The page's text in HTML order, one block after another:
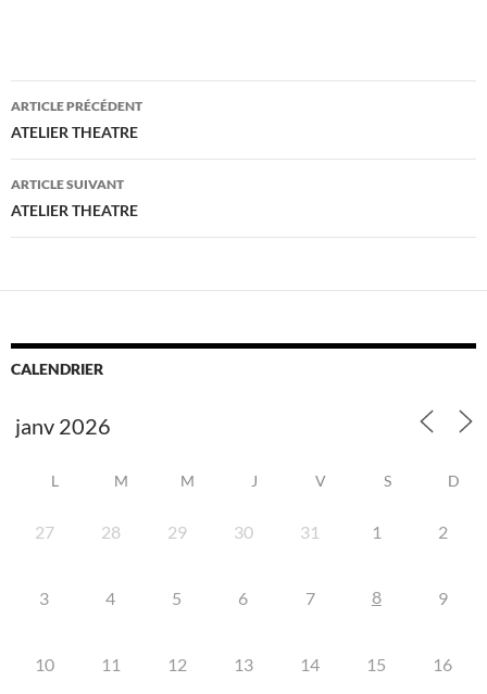
Navigation
des
articles
ARTICLE PRÉCÉDENT
ATELIER THEATRE
ARTICLE SUIVANT
ATELIER THEATRE
CALENDRIER
L M M J V S D
27 28 29 30 31 1 2
3 4 5 6 7 8 9
10 11 12 13 14 15 16